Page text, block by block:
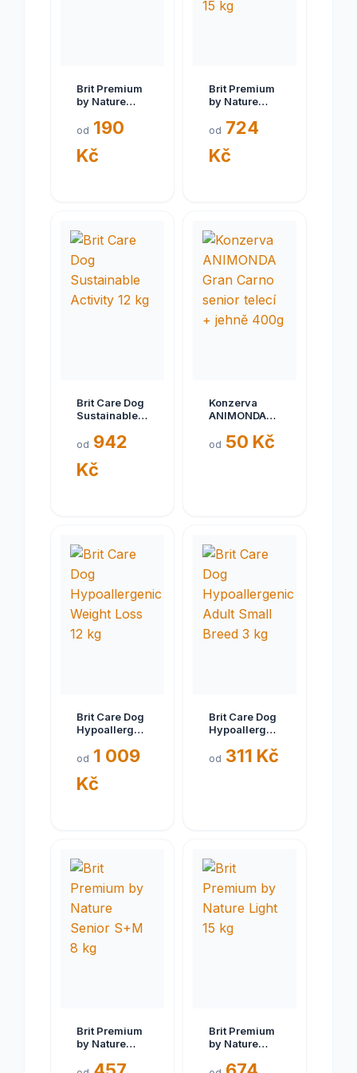
Brit Premium
by Nature
od 190
Kč
Brit Premium
by Nature
15 kg
od 724
Kč
Brit Care Dog
Sustainable
od 942
Kč
Konzerva
ANIMONDA
senior telecí
od 50 Kč
Brit Care Dog
Hypoallergenic
12 kg
od 1 009
Kč
Brit Care Dog
Hypoallergenic
Breed 3 kg
od 311 Kč
Brit Premium
by Nature
kg
Brit Premium
by Nature